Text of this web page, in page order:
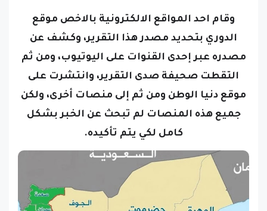
وقام احد المواقع الالكترونية بالاخص موقع
الدوري بتحديد مصدر هذا التقرير، وكشف عن
مصدره عبر إحدى القنوات على اليوتيوب، ومن ثم
التقطت صحيفة صدى التقرير، وانتشرت على
موقع دنيا الوطن ومن ثم إلى منصات أخرى، ولكن
جميع هذه المنصات لم تبحث عن الخبر بشكل
كامل لكي يتم تأكيده.